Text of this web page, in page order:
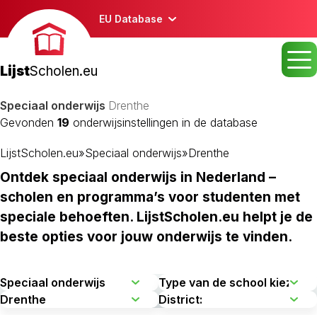
EU Database
LijstScholen.eu
Speciaal onderwijs Drenthe
Gevonden 19 onderwijsinstellingen in de database
LijstScholen.eu»Speciaal onderwijs»Drenthe
Ontdek speciaal onderwijs in Nederland –
scholen en programma’s voor studenten met
speciale behoeften. LijstScholen.eu helpt je de
beste opties voor jouw onderwijs te vinden.